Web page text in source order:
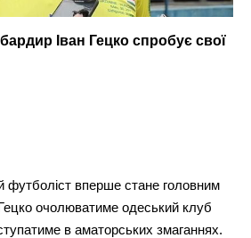
Іван Гецко спробує свої
футболіст вперше стане головним
очолюватиме одеський клуб
в аматорських змаганнях.